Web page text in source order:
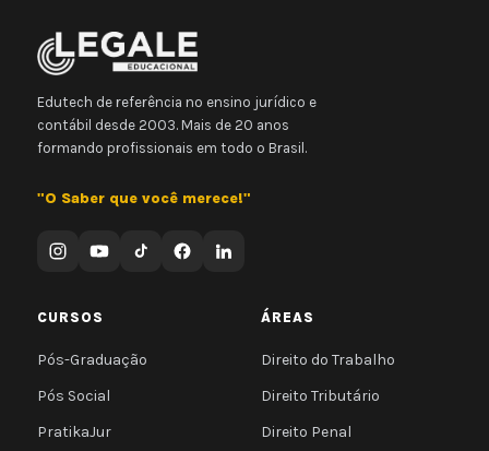
Edutech de referência no ensino jurídico e
contábil desde 2003. Mais de 20 anos
formando profissionais em todo o Brasil.
"O Saber que você merece!"
CURSOS
Pós-Graduação
Pós Social
PratikaJur
ÁREAS
Direito do Trabalho
Direito Tributário
Direito Penal